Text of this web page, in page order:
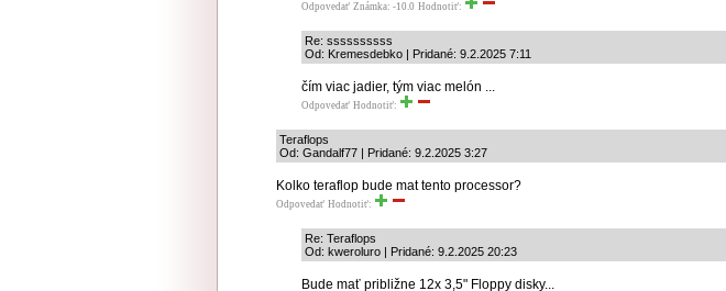
Odpovedať Známka: -10.0 Hodnotiť:
Re: ssssssssss
Od: Kremesdebko | Pridané: 9.2.2025 7:11
čím viac jadier, tým viac melón ...
Odpovedať Hodnotiť:
Teraflops
Od: Gandalf77 | Pridané: 9.2.2025 3:27
Kolko teraflop bude mat tento processor?
Odpovedať Hodnotiť:
Re: Teraflops
Od: kweroluro | Pridané: 9.2.2025 20:23
Bude mať približne 12x 3,5" Floppy disky...